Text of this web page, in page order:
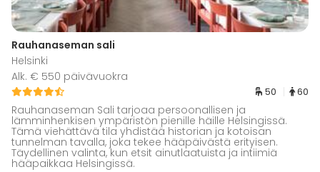
Rauhanaseman sali
Helsinki
Alk. € 550 päivävuokra
50 60
Rauhanaseman Sali tarjoaa persoonallisen ja
lämminhenkisen ympäristön pienille häille Helsingissä.
Tämä viehättävä tila yhdistää historian ja kotoisan
tunnelman tavalla, joka tekee hääpäivästä erityisen.
Täydellinen valinta, kun etsit ainutlaatuista ja intiimiä
hääpaikkaa Helsingissä.